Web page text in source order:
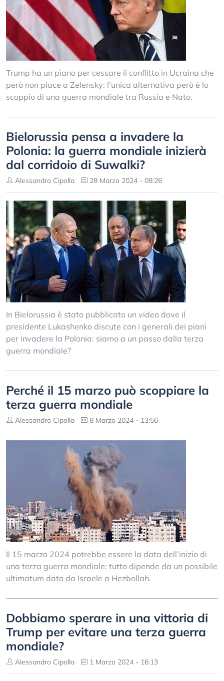
Trump ha un piano per cessare il conflitto in Ucraina che
però non piace a Zelensky: l’unica alternativa però è lo
scoppio di una guerra mondiale tra Russia e Nato.
Bielorussia pensa a invadere la
Polonia: la guerra mondiale inizierà
dal corridoio di Suwalki?
Alessandro Cipolla 28 Marzo 2024 - 08:26
In Bielorussia è stato pubblicato un video dove il
presidente Lukashenko discute con i generali dei piani
per invadere la Polonia: siamo a un passo dalla terza
guerra mondiale?
Perché il 15 marzo può scoppiare la
terza guerra mondiale
Alessandro Cipolla 8 Marzo 2024 - 13:56
Il 15 marzo 2024 potrebbe essere la data dell’inizio di
una terza guerra mondiale: tutto dipende da un possibile
ultimatum dato da Israele a Hezbollah.
Dobbiamo sperare in una vittoria di
Trump per evitare una terza guerra
mondiale?
Alessandro Cipolla 1 Marzo 2024 - 16:13